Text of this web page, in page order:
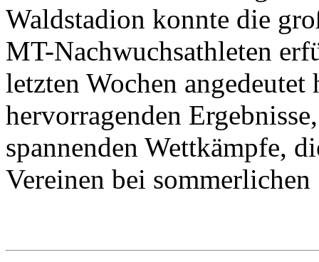
Waldstadion konnte die
MT-Nachwuchsathleten
letzten Wochen
hervorragenden
spannenden Wettkämpfe,
Vereinen bei